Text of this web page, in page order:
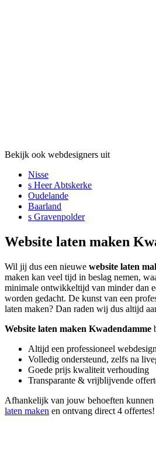
Bekijk ook webdesigners uit
Nisse
s Heer Abtskerke
Oudelande
Baarland
s Gravenpolder
Website laten maken
Wil jij dus een nieuwe website laten
maken kan veel tijd in beslag nemen,
minimale ontwikkeltijd van minder dan
worden gedacht. De kunst van een
laten maken? Dan raden wij dus altijd
Website laten maken Kwadendamme
Altijd een professioneel
Volledig ondersteund, zelfs na
Goede prijs kwaliteit verhouding
Transparante & vrijblijvende
Afhankelijk van jouw behoeften kunnen
laten maken en ontvang direct 4 offertes!